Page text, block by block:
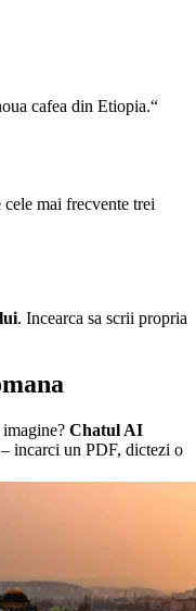
cafea din Etiopia.“
cele mai frecvente trei
. Incearca sa scrii propria
Chatul AI
incarci un PDF, dictezi o